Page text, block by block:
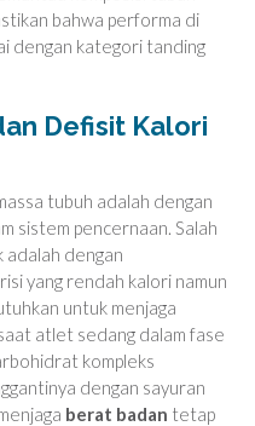
bahwa performa di
dengan kategori tanding
Defisit Kalori
tubuh adalah dengan
sistem pencernaan. Salah
adalah dengan
yang rendah kalori namun
untuk menjaga
atlet sedang dalam fase
kompleks
dengan sayuran
berat badan tetap